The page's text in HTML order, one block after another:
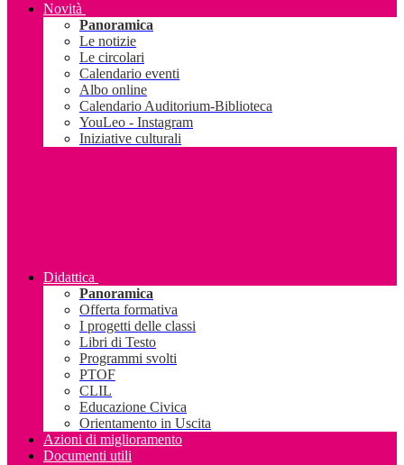
Novità
Panoramica
Le notizie
Le circolari
Calendario eventi
Albo online
Calendario Auditorium-Biblioteca
YouLeo - Instagram
Iniziative culturali
Didattica
Panoramica
Offerta formativa
I progetti delle classi
Libri di Testo
Programmi svolti
PTOF
CLIL
Educazione Civica
Orientamento in Uscita
Azioni di miglioramento
Documenti utili